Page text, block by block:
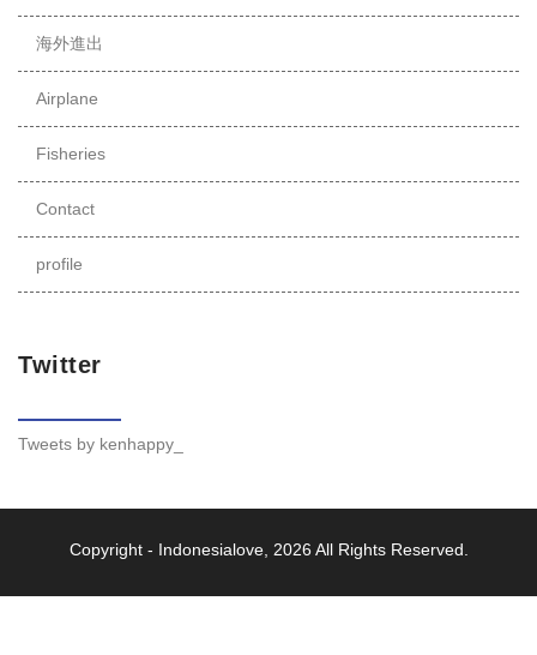
海外進出
Airplane
Fisheries
Contact
profile
Twitter
Tweets by kenhappy_
Copyright - Indonesialove, 2026 All Rights Reserved.